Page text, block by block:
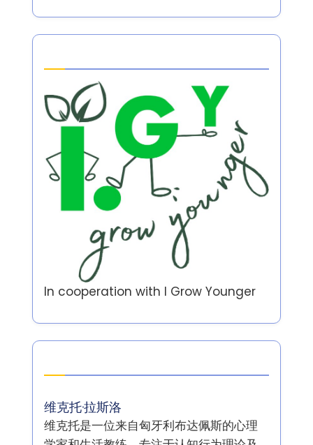
In cooperation with I Grow Younger
维克托·拉斯洛
维克托是一位来自匈牙利布达佩斯的心理